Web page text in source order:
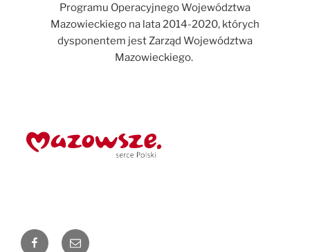
Programu Operacyjnego Województwa
Mazowieckiego na lata 2014-2020, których
dysponentem jest Zarząd Województwa
Mazowieckiego.
FacebookAdres